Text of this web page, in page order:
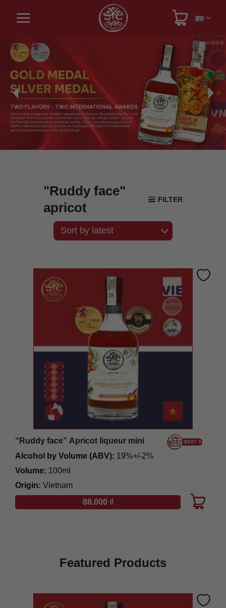
content
"Ruddy face"
apricot
FILTER
Alcohol by Volume (ABV): 19%+/-2%
Volume: 100ml
Origin: Vietnam
“Ruddy face” Apricot liqueur mini
88.000 ₫
Featured Products